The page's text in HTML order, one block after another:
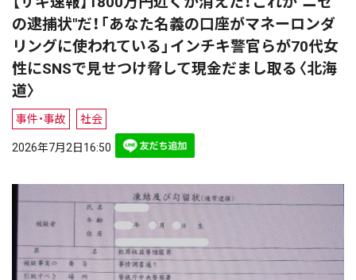
の逮捕状"だ！「あなた名義の口座がマネーロンダ
リングに使われている」インチキ警官らが70代女
性にSNSで見せつけ脅して現金だまし取る〈北海
道〉
事件・事故 社会
2026年7月2日16:50